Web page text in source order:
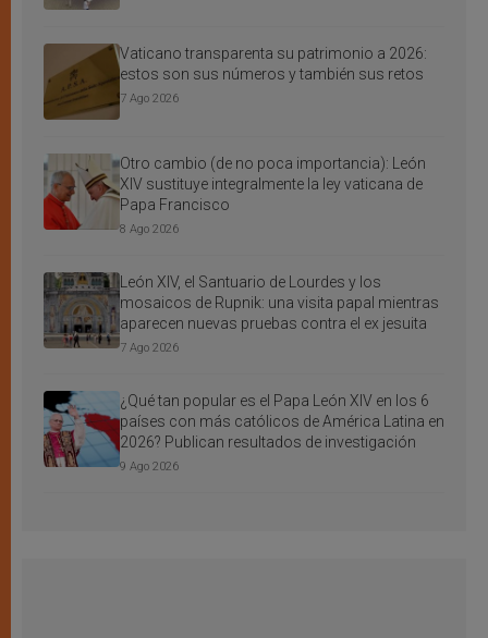
Vaticano transparenta su patrimonio a 2026:
estos son sus números y también sus retos
7 Ago 2026
Otro cambio (de no poca importancia): León
XIV sustituye integralmente la ley vaticana de
Papa Francisco
8 Ago 2026
León XIV, el Santuario de Lourdes y los
mosaicos de Rupnik: una visita papal mientras
aparecen nuevas pruebas contra el ex jesuita
7 Ago 2026
¿Qué tan popular es el Papa León XIV en los 6
países con más católicos de América Latina en
2026? Publican resultados de investigación
9 Ago 2026